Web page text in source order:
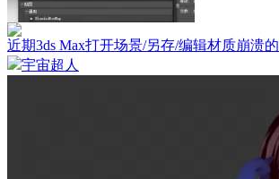
近期3ds Max打开场景/另存/编辑材质崩溃的
宇宙超人